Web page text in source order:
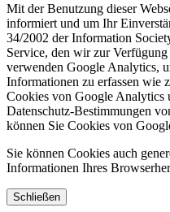
Mit der Benutzung dieser
informiert und um Ihr
34/2002 der Information
Service, den wir zur
verwenden Google Analytics,
Informationen zu erfassen wie
Cookies von Google Analytics
Datenschutz-Bestimmungen
können Sie Cookies von
Sie können Cookies auch
Informationen Ihres
Schließen